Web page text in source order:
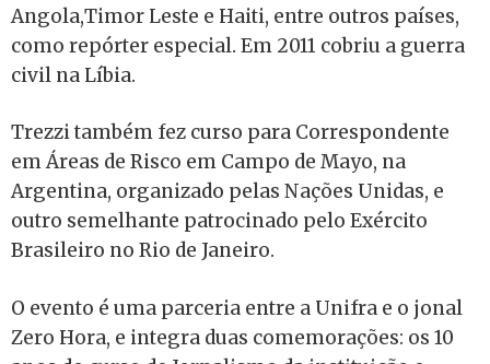
Angola,Timor Leste e Haiti, entre outros países,
como repórter especial. Em 2011 cobriu a guerra
civil na Líbia.
Trezzi também fez curso para Correspondente
em Áreas de Risco em Campo de Mayo, na
Argentina, organizado pelas Nações Unidas, e
outro semelhante patrocinado pelo Exército
Brasileiro no Rio de Janeiro.
O evento é uma parceria entre a Unifra e o jonal
Zero Hora, e integra duas comemorações: os 10